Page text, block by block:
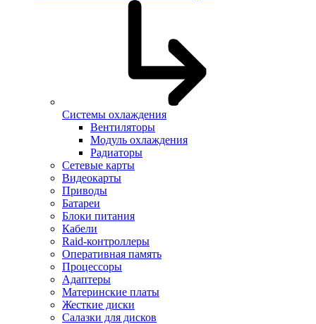
Системы охлаждения
Вентиляторы
Модуль охлаждения
Радиаторы
Сетевые карты
Видеокарты
Приводы
Батареи
Блоки питания
Кабели
Raid-контроллеры
Оперативная память
Процессоры
Адаптеры
Материнские платы
Жесткие диски
Салазки для дисков